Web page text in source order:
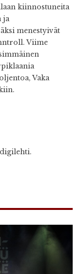
kiinnostuneita
ja
menestyivät
Viime
Vaka
digilehti.